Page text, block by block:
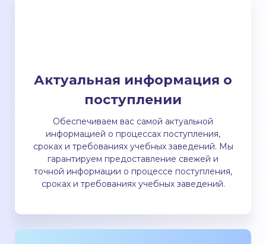
Актуальная информация о
поступлении
Обеспечиваем вас самой актуальной
информацией о процессах поступления,
сроках и требованиях учебных заведений. Мы
гарантируем предоставление свежей и
точной информации о процессе поступления,
сроках и требованиях учебных заведений.